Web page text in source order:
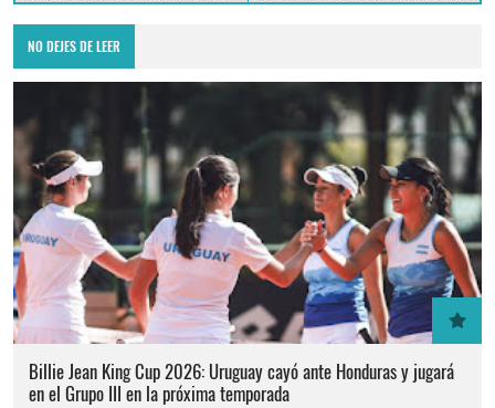
NO DEJES DE LEER
Billie Jean King Cup 2026: Uruguay cayó ante Honduras y jugará
en el Grupo III en la próxima temporada